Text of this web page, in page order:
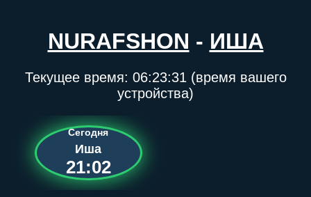
NURAFSHON - ИША
Текущее время: 06:23:31 (время вашего
устройства)
Сегодня
Иша
21:02